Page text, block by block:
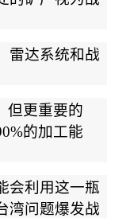
雷达系统和战
但更重要的
的加工能
会利用这一瓶
湾问题爆发战